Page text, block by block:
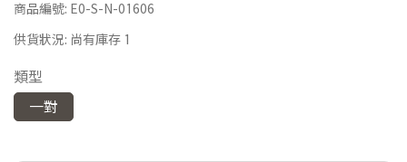
商品編號: E0-S-N-01606
供貨狀況: 尚有庫存 1
類型
一對